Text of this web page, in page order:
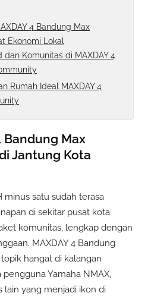
4 Bandung Max
Ekonomi Lokal
dan Komunitas di MAXDAY 4
Rumah Ideal MAXDAY 4
Bandung Max
Jantung Kota
minus satu sudah terasa
di sekitar pusat kota
komunitas, lengkap dengan
MAXDAY 4 Bandung
hangat di kalangan
Yamaha NMAX,
lain yang menjadi ikon di